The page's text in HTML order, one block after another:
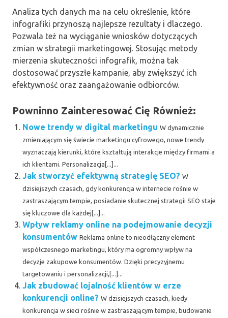
Analiza tych danych ma na celu określenie, które
infografiki przynoszą najlepsze rezultaty i dlaczego.
Pozwala też na wyciąganie wniosków dotyczących
zmian w strategii marketingowej. Stosując metody
mierzenia skuteczności infografik, można tak
dostosować przyszłe kampanie, aby zwiększyć ich
efektywność oraz zaangażowanie odbiorców.
Powninno Zainteresować Cię Również:
Nowe trendy w digital marketingu W dynamicznie
zmieniającym się świecie marketingu cyfrowego, nowe trendy
wyznaczają kierunki, które kształtują interakcje między firmami a
ich klientami. Personalizacja[...]...
Jak stworzyć efektywną strategię SEO? W
dzisiejszych czasach, gdy konkurencja w internecie rośnie w
zastraszającym tempie, posiadanie skutecznej strategii SEO staje
się kluczowe dla każdej[...]...
Wpływ reklamy online na podejmowanie decyzji
konsumentów Reklama online to nieodłączny element
współczesnego marketingu, który ma ogromny wpływ na
decyzje zakupowe konsumentów. Dzięki precyzyjnemu
targetowaniu i personalizacji,[...]...
Jak zbudować lojalność klientów w erze
konkurencji online? W dzisiejszych czasach, kiedy
konkurencja w sieci rośnie w zastraszającym tempie, budowanie